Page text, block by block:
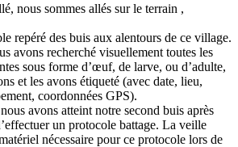
nous sommes allés sur le terrain ,
repéré des buis aux alentours de ce village.
avons recherché visuellement toutes les
sous forme d’œuf, de larve, ou d’adulte,
et les avons étiqueté (avec date, lieu,
coordonnées GPS).
avons atteint notre second buis après
un protocole battage. La veille
nécessaire pour ce protocole lors de